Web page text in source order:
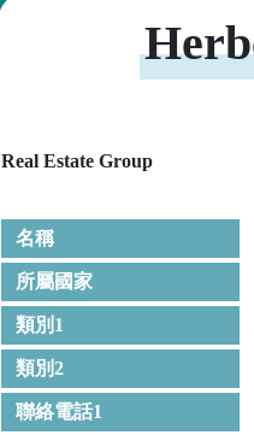
Real Estate Group
名稱
所屬國家
類別1
類別2
聯絡電話1